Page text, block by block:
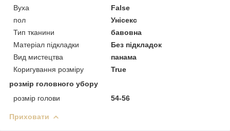
Вуха
False
пол
Унісекс
Тип тканини
бавовна
Матеріал підкладки
Без підкладок
Вид мистецтва
панама
Коригування розміру
True
розмір головного убору
розмір голови
54-56
Приховати